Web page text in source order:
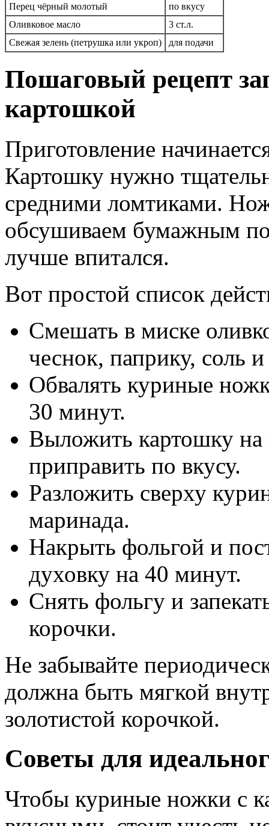
Перец чёрный молотый
по вкусу
Оливковое масло
3 ст.л.
Свежая зелень (петрушка или укроп)
для подачи
Пошаговый рецепт
картошкой
Приготовление
Картошку нужно
средними ломтиками.
обсушиваем бумажным
лучше впитался.
Вот простой список
Смешать в миске
чеснок, паприку, соль
Обвалять куриные
30 минут.
Выложить картошку на
приправить по вкусу.
Разложить сверху
маринада.
Накрыть фольгой и
духовку на 40 минут.
Снять фольгу и
корочки.
Не забывайте
должна быть мягкой
золотистой корочкой.
Советы для
Чтобы куриные ножки с